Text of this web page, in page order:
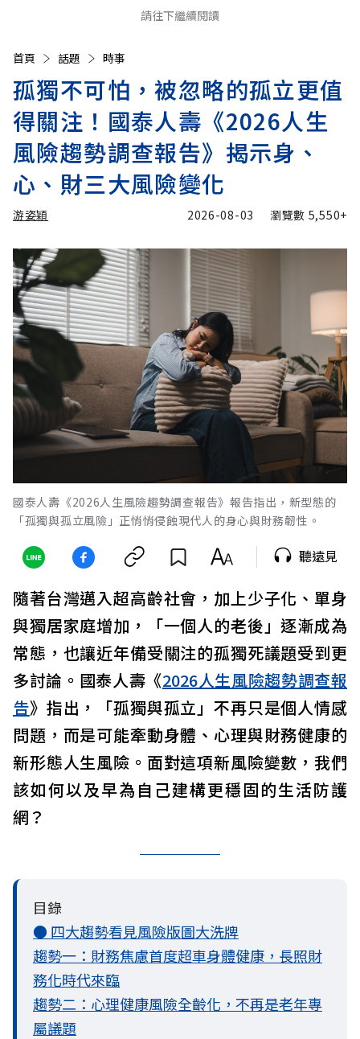
請往下繼續閱讀
首頁 話題 時事
孤獨不可怕，被忽略的孤立更值
得關注！國泰人壽《2026人生
風險趨勢調查報告》揭示身、
心、財三大風險變化
游姿穎 2026-08-03 瀏覽數 5,550+
國泰人壽《2026人生風險趨勢調查報告》報告指出，新型態的
「孤獨與孤立風險」正悄悄侵蝕現代人的身心與財務韌性。
聽遠見
隨著台灣邁入超高齡社會，加上少子化、單身
與獨居家庭增加，「一個人的老後」逐漸成為
常態，也讓近年備受關注的孤獨死議題受到更
多討論。國泰人壽《2026人生風險趨勢調查報
告》指出，「孤獨與孤立」不再只是個人情感
問題，而是可能牽動身體、心理與財務健康的
新形態人生風險。面對這項新風險變數，我們
該如何以及早為自己建構更穩固的生活防護
網？
目錄
● 四大趨勢看見風險版圖大洗牌
趨勢一：財務焦慮首度超車身體健康，長照財
務化時代來臨
趨勢二：心理健康風險全齡化，不再是老年專
屬議題